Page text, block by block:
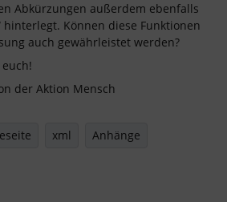
Abkürzungen außerdem ebenfalls
hinterlegt. Können diese Funktionen
auch gewährleistet werden?
der Aktion Mensch
xml Anhänge